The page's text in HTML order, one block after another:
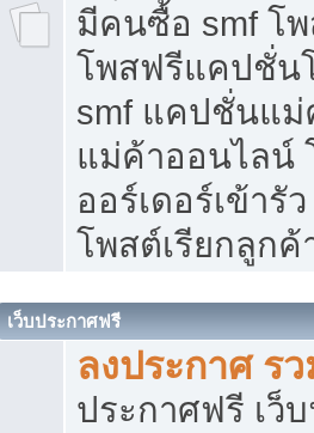
มีคนซื้อ smf โ
โพสฟรีแคปชั่น
smf แคปชั่นแ
แม่ค้าออนไลน์
ออร์เดอร์เข้ารั
โพสต์เรียกลูกค้
เว็บประกาศฟรี
ลงประกาศ ร
ประกาศฟรี เว็